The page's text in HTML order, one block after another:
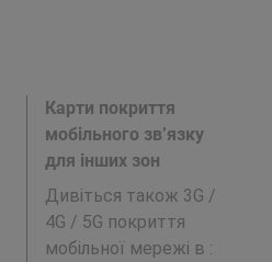
Карти покриття
мобільного зв’язку
для інших зон
Дивіться також 3G /
4G / 5G покриття
мобільної мережі в :